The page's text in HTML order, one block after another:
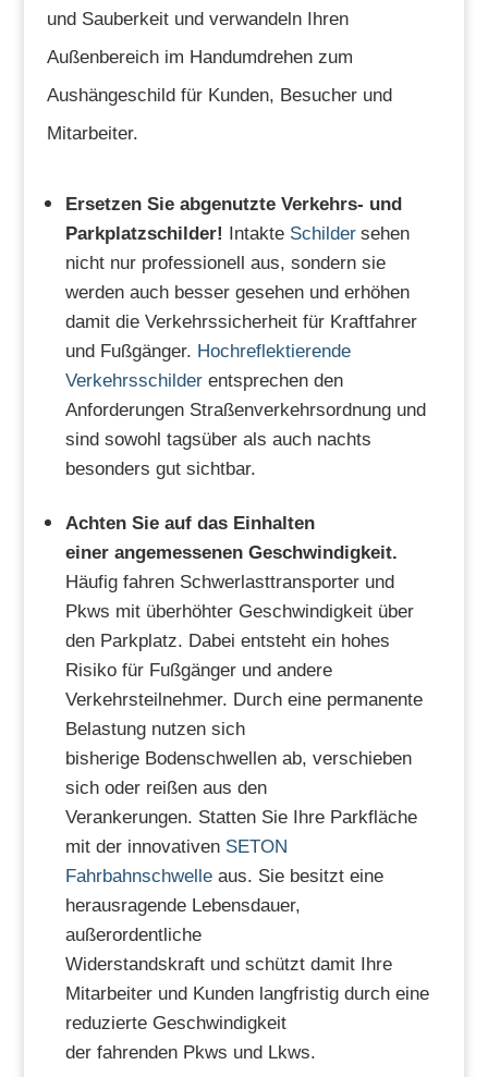
und Sauberkeit und verwandeln Ihren
Außenbereich im Handumdrehen zum
Aushängeschild für Kunden, Besucher und
Mitarbeiter.
Ersetzen Sie abgenutzte Verkehrs- und
Parkplatzschilder! Intakte Schilder sehen
nicht nur professionell aus, sondern sie
werden auch besser gesehen und erhöhen
damit die Verkehrssicherheit für Kraftfahrer
und Fußgänger. Hochreflektierende
Verkehrsschilderentsprechen den
Anforderungen Straßenverkehrsordnung und
sind sowohl tagsüber als auch nachts
besonders gut sichtbar.
Achten Sie auf das Einhalten
einer angemessenen Geschwindigkeit.
Häufig fahren Schwerlasttransporter und
Pkws mit überhöhter Geschwindigkeit über
den Parkplatz. Dabei entsteht ein hohes
Risiko für Fußgänger und andere
Verkehrsteilnehmer. Durch eine permanente
Belastung nutzen sich
bisherige Bodenschwellen ab, verschieben
sich oder reißen aus den
Verankerungen. Statten Sie Ihre Parkfläche
mit der innovativen SETON
Fahrbahnschwelleaus. Sie besitzt eine
herausragende Lebensdauer,
außerordentliche
Widerstandskraft und schützt damit Ihre
Mitarbeiter und Kunden langfristig durch eine
reduzierte Geschwindigkeit
der fahrenden Pkws und Lkws.